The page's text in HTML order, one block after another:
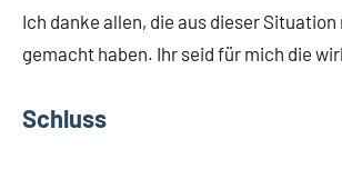
Ich danke allen, die aus dieser Situation
gemacht haben. Ihr seid für mich die
Schluss